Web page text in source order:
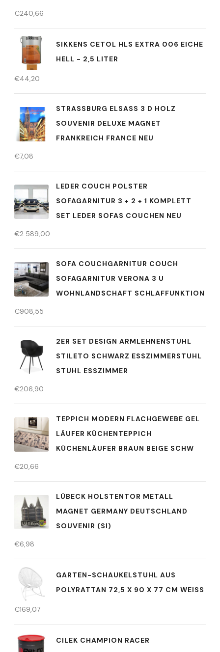
€240,66
SIKKENS CETOL HLS EXTRA 006 EICHE
HELL - 2,5 LITER
€44,20
STRASSBURG ELSASS 3 D HOLZ SO
UVENIR DELUXE MAGNET FR
ANKREICH FRANCE NEU
€7,08
LEDER COUCH POLSTER
SOFAGARNITUR 3 + 2 + 1 KOMPLETT
SET LEDER SOFAS COUCHEN NEU
€2 589,00
SOFA COUCHGARNITUR COUCH
SOFAGARNITUR VERONA 3 U
WOHNLANDSCHAFT SCHLAFFUNKTION
€908,55
2ER SET DESIGN ARMLEHNENSTUHL
STILETO SCHWARZ ESSZIMMERSTUHL
STUHL ESSZIMMER
€206,90
TEPPICH MODERN FLACHGEWEBE GEL
LÄUFER KÜCHENTEPPICH
KÜCHENLÄUFER BRAUN BEIGE SCHW
€20,66
LÜBECK HOLSTENTOR METALL
MAGNET GERMANY DEUTSCHLAND
SOUVENIR (SI)
€6,98
GARTEN-SCHAUKELSTUHL AUS
POLYRATTAN 72,5 X 90 X 77 CM WEISS
€169,07
CILEK CHAMPION RACER